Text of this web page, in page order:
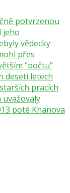
potvrzenou
jeho
vědecky
přes
"počtu"
deseti letech
pracích
uvažovaly
poté Khanova